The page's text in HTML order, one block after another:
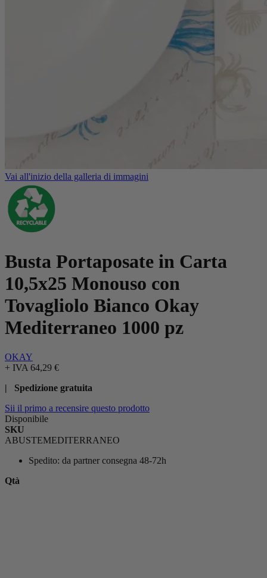
Vai all'inizio della galleria di immagini
Busta Portaposate in Carta
10,5x25 Monouso con
Tovagliolo Bianco Okay
Mediterraneo 1000 pz
OKAY
+ IVA 64,29 €
| Spedizione gratuita
Sii il primo a recensire questo prodotto
Disponibile
SKU
ABUSTEMEDITERRANEO
Spedito: da partner consegna 48-72h
Qtà